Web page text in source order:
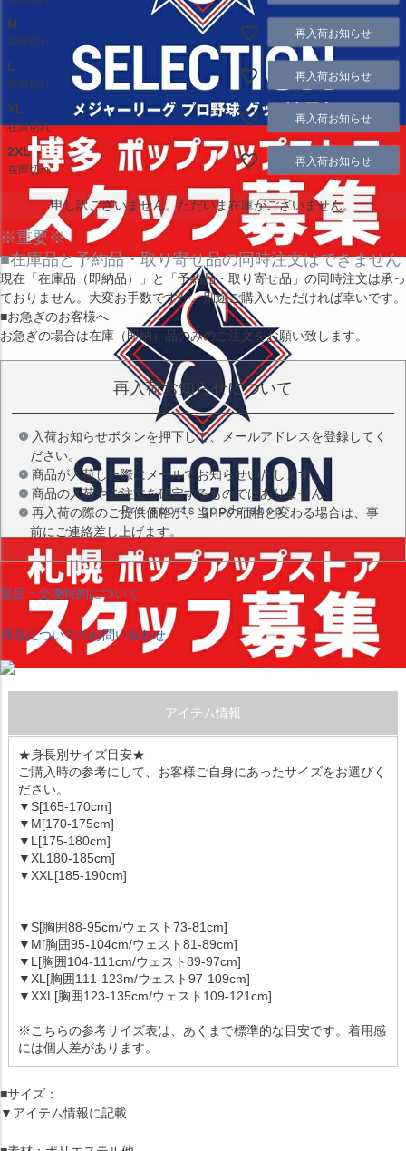
M
在庫切れ
再入荷お知らせ
L
在庫切れ
再入荷お知らせ
XL
在庫切れ
再入荷お知らせ
2XL
在庫切れ
再入荷お知らせ
申し訳ございません。ただいま在庫がございません。
※重要※
■在庫品と予約品・取り寄せ品の同時注文はできません
現在 「在庫品（即納品）」 と 「予約品・取り寄せ品」 の同時注文は承っ
ておりません。大変お手数ですが、別途ご購入いただければ幸いです。
■お急ぎのお客様へ
お急ぎの場合は在庫（即納）品のみのご注文をお願い致します。
再入荷お知らせについて
入荷お知らせボタンを押下して、メールアドレスを登録してく
ださい。
商品が入荷した際にメールでお知らせいたします。
商品の入荷やご注文を確定するものではありません。
再入荷の際のご提供価格が、当HPの価格と変わる場合は、事
前にご連絡差し上げます。
返品・交換特約について
商品についてのお問い合わせ
アイテム情報
★身長別サイズ目安★
ご購入時の参考にして、お客様ご自身にあったサイズをお選びく
ださい。
▼S[165-170cm]
▼M[170-175cm]
▼L[175-180cm]
▼XL180-185cm]
▼XXL[185-190cm]
▼S[胸囲88-95cm/ウェスト73-81cm]
▼M[胸囲95-104cm/ウェスト81-89cm]
▼L[胸囲104-111cm/ウェスト89-97cm]
▼XL[胸囲111-123m/ウェスト97-109cm]
▼XXL[胸囲123-135cm/ウェスト109-121cm]
※こちらの参考サイズ表は、あくまで標準的な目安です。着用感
には個人差があります。
■サイズ：
▼アイテム情報に記載